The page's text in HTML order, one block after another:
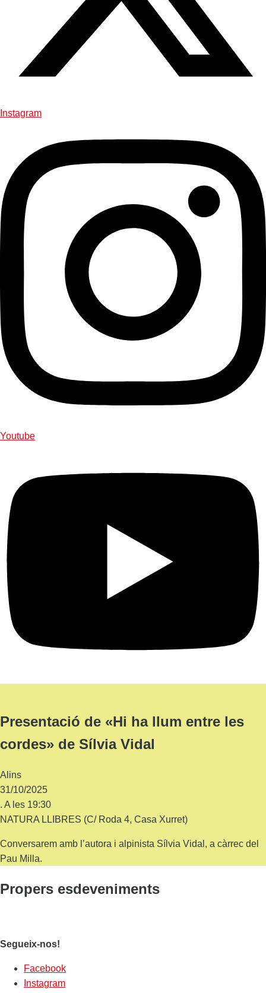
Instagram
Youtube
Presentació de «Hi ha llum entre les
cordes» de Sílvia Vidal
Alins
31/10/2025
. A les 19:30
NATURA LLIBRES (C/ Roda 4, Casa Xurret)
Conversarem amb l’autora i alpinista Sílvia Vidal, a càrrec del
Pau Milla.
Propers esdeveniments
Segueix-nos!
Facebook
Instagram